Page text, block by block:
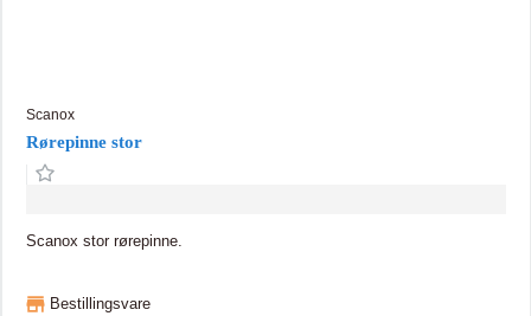
Scanox
Rørepinne stor
Scanox stor rørepinne.
Bestillingsvare